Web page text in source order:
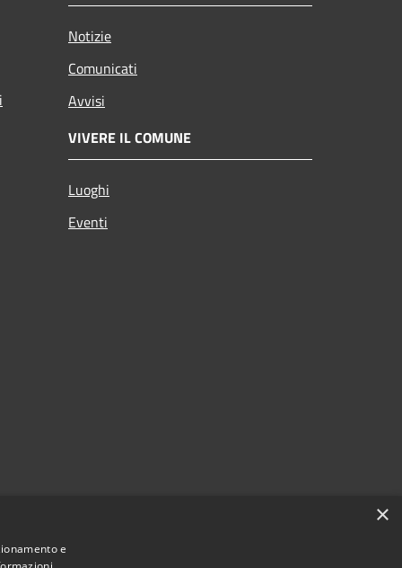
Notizie
Comunicati
Avvisi
VIVERE IL COMUNE
Luoghi
Eventi
×
e